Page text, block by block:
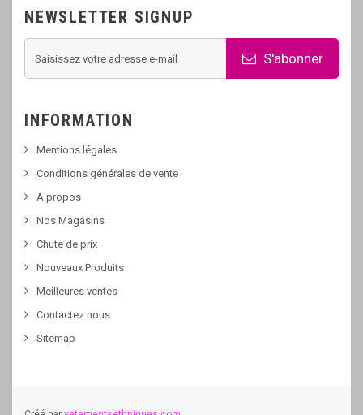
NEWSLETTER SIGNUP
S'abonner
INFORMATION
Mentions légales
Conditions générales de vente
A propos
Nos Magasins
Chute de prix
Nouveaux Produits
Meilleures ventes
Contactez nous
Sitemap